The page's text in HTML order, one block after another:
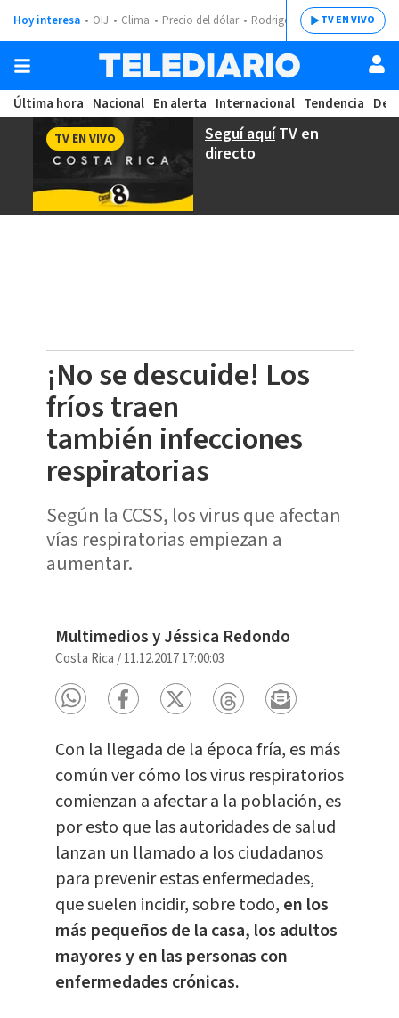
Hoy interesa OIJ Clima Precio del dólar Rodrigo ChavesTV EN VIVO
Última hora Nacional En alerta Internacional Tendencia
Seguí aquíTV en
directo
TV EN VIVO
¡No se descuide! Los
fríos traen
también infecciones
respiratorias
Según la CCSS, los virus que afectan
vías respiratorias empiezan a
aumentar.
Multimedios y Jéssica Redondo
Costa Rica /11.12.2017 17:00:03
Con la llegada de la época fría, es más
común ver cómo los virus respiratorios
comienzan a afectar a la población, es
por esto que las autoridades de salud
lanzan un llamado a los ciudadanos
para prevenir estas enfermedades,
que suelen incidir, sobre todo, en los
más pequeños de la casa, los adultos
mayores y en las personas con
enfermedades crónicas.